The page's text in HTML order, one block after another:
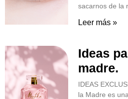
sacarnos de la
Leer más »
Ideas
madre.
IDEAS
la Madre es